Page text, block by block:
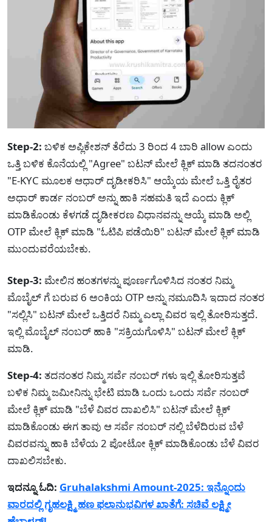
Step-2: ಬಳಿಕ ಅಪ್ಲಿಕೇಶನ್ ತೆರೆದು 3 ರಿಂದ 4 ಬಾರಿ allow ಎಂದು
ಒತ್ತಿ ಬಳಿಕ ಕೊನೆಯಲ್ಲಿ "Agree" ಬಟನ್ ಮೇಲೆ ಕ್ಲಿಕ್ ಮಾಡಿ ತದನಂತರ
"E-KYC ಮೂಲಕ ಆಧಾರ್ ದೃಡೀಕರಿಸಿ" ಆಯ್ಕೆಯ ಮೇಲೆ ಒತ್ತಿ ರೈತರ
ಅಧಾರ್ ಕಾರ್ಡ ನಂಬರ್ ಅನ್ನು ಹಾಕಿ ಸಹಮತಿ ಇದೆ ಎಂದು ಕ್ಲಿಕ್
ಮಾಡಿಕೊಂಡು ಕೆಳಗಡೆ ದೃಡೀಕರಣ ವಿಧಾನವನ್ನು ಆಯ್ಕೆ ಮಾಡಿ ಅಲ್ಲಿ
OTP ಮೇಲೆ ಕ್ಲಿಕ್ ಮಾಡಿ "ಓಟಿಪಿ ಪಡೆಯಿರಿ" ಬಟನ್ ಮೇಲೆ ಕ್ಲಿಕ್ ಮಾಡಿ
ಮುಂದುವರೆಯಬೇಕು.
Step-3: ಮೇಲಿನ ಹಂತಗಳನ್ನು ಪೂರ್ಣಗೊಳಿಸಿದ ನಂತರ ನಿಮ್ಮ
ಮೊಬೈಲ್ ಗೆ ಬರುವ 6 ಅಂಕಿಯ OTP ಅನ್ನು ನಮೂದಿಸಿ ಇದಾದ ನಂತರ
"ಸಲ್ಲಿಸಿ" ಬಟನ್ ಮೇಲೆ ಒತ್ತಿದರೆ ನಿಮ್ಮ ಎಲ್ಲಾ ವಿವರ ಇಲ್ಲಿ ತೋರಿಸುತ್ತದೆ.
ಇಲ್ಲಿ ಮೊಬೈಲ್ ನಂಬರ್ ಹಾಕಿ "ಸಕ್ರಿಯಗೊಳಿಸಿ" ಬಟನ್ ಮೇಲೆ ಕ್ಲಿಕ್
ಮಾಡಿ.
Step-4: ತದನಂತರ ನಿಮ್ಮ ಸರ್ವೆ ನಂಬರ್ ಗಳು ಇಲ್ಲಿ ತೋರಿಸುತ್ತವೆ
ಬಳಿಕ ನಿಮ್ಮ ಜಮೀನಿನ್ನು ಭೇಟಿ ಮಾಡಿ ಒಂದು ಒಂದು ಸರ್ವೆ ನಂಬರ್
ಮೇಲೆ ಕ್ಲಿಕ್ ಮಾಡಿ "ಬೆಳೆ ವಿವರ ದಾಖಲಿಸಿ" ಬಟನ್ ಮೇಲೆ ಕ್ಲಿಕ್
ಮಾಡಿಕೊಂಡು ಈಗ ತಾವು ಆ ಸರ್ವೆ ನಂಬರ್ ನಲ್ಲಿ ಬೆಳೆದಿರುವ ಬೆಳೆ
ವಿವರವನ್ನು ಹಾಕಿ ಬೆಳೆಯ 2 ಪೋಟೋ ಕ್ಲಿಕ್ ಮಾಡಿಕೊಂಡು ಬೆಳೆ ವಿವರ
ದಾಖಲಿಸಬೇಕು.
ಇದನ್ನೂ ಓದಿ: Gruhalakshmi Amount-2025: ಇನ್ನೊಂದು
ವಾರದಲ್ಲಿ ಗೃಹಲಕ್ಷ್ಮಿ ಹಣ ಫಲಾನುಭವಿಗಳ ಖಾತೆಗೆ: ಸಚಿವೆ ಲಕ್ಷ್ಮೀ